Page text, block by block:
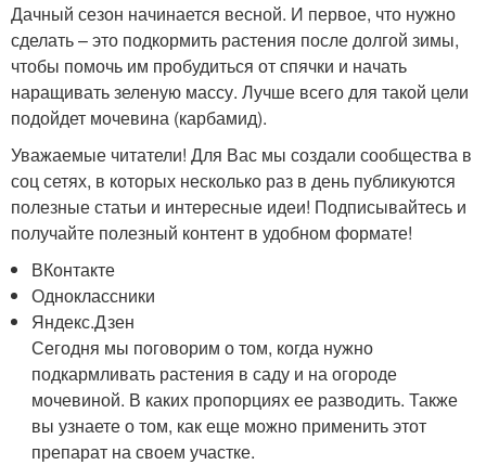
Дачный сезон начинается весной. И первое, что нужно
сделать – это подкормить растения после долгой зимы,
чтобы помочь им пробудиться от спячки и начать
наращивать зеленую массу. Лучше всего для такой цели
подойдет мочевина (карбамид).
Уважаемые читатели! Для Вас мы создали сообщества в
соц сетях, в которых несколько раз в день публикуются
полезные статьи и интересные идеи! Подписывайтесь и
получайте полезный контент в удобном формате!
ВКонтакте
Одноклассники
Яндекс.Дзен
Сегодня мы поговорим о том, когда нужно
подкармливать растения в саду и на огороде
мочевиной. В каких пропорциях ее разводить. Также
вы узнаете о том, как еще можно применить этот
препарат на своем участке.